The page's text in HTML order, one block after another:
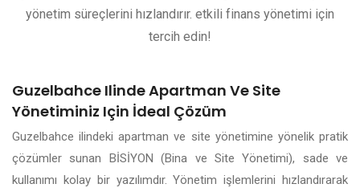
yönetim süreçlerini hızlandırır. etkili finans yönetimi için
tercih edin!
Guzelbahce Ilinde Apartman Ve Site
Yönetiminiz Için İdeal Çözüm
Guzelbahce ilindeki apartman ve site yönetimine yönelik pratik
çözümler sunan BİSİYON (Bina ve Site Yönetimi), sade ve
kullanımı kolay bir yazılımdır. Yönetim işlemlerini hızlandırarak